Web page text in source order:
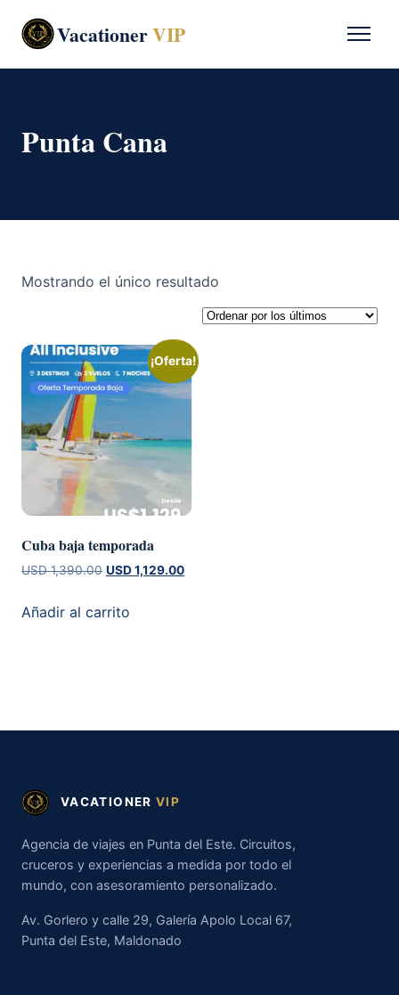
VacationerVIP
Punta Cana
Mostrando el único resultado
¡Oferta!
Cuba baja temporada
USD1,390.00 El
original
USD1,129.00El
Añadir al carrito
VACATIONER VIP
Agencia de viajes en Punta del Este. Circuitos,
cruceros y experiencias a medida por todo el
mundo, con asesoramiento personalizado.
Av. Gorlero y calle 29, Galería Apolo Local 67,
Punta del Este, Maldonado